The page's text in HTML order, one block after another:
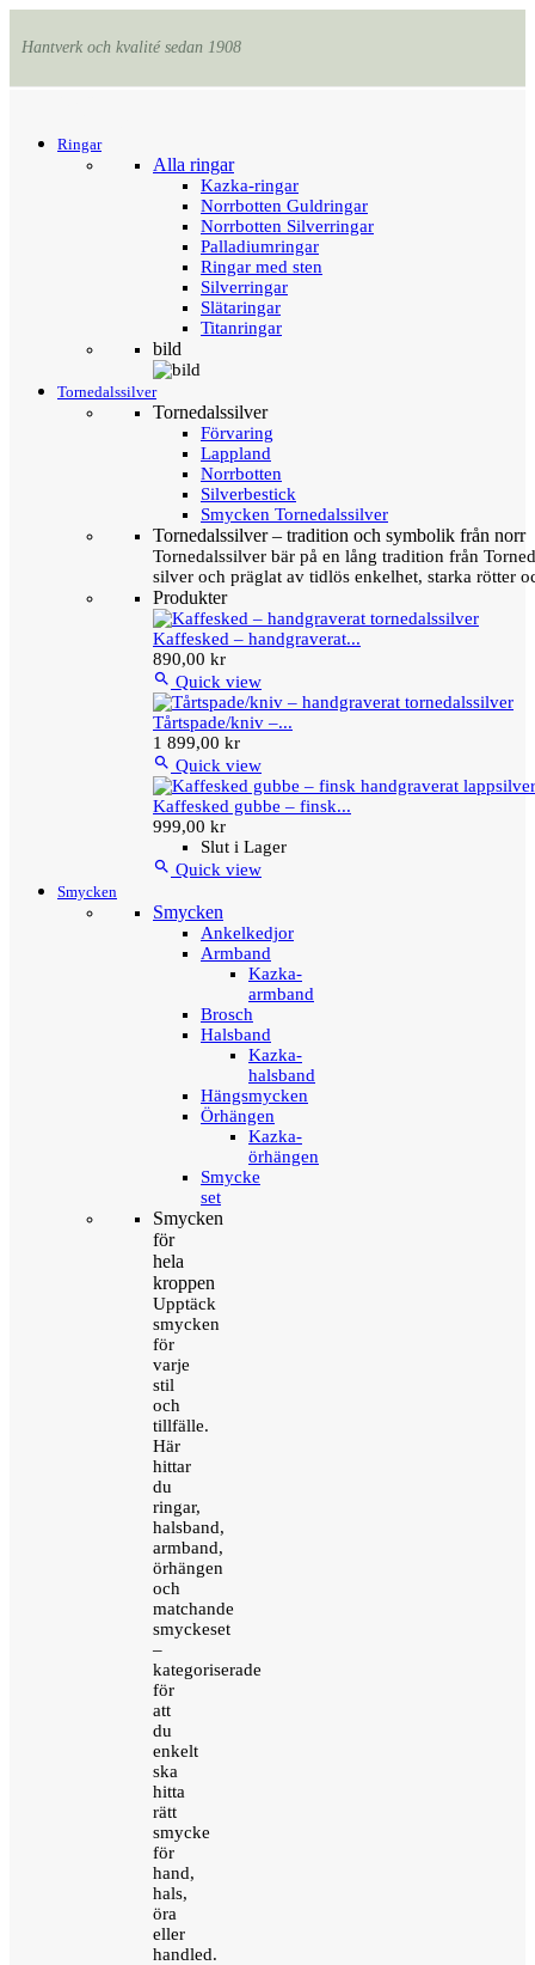
Hantverk och kvalité sedan 1908
Ringar
Alla ringar
Kazka-ringar
Norrbotten Guldringar
Norrbotten Silverringar
Palladiumringar
Ringar med sten
Silverringar
Slätaringar
Titanringar
bild
Tornedalssilver
Tornedalssilver
Förvaring
Lappland
Norrbotten
Silverbestick
Smycken Tornedalssilver
Tornedalssilver – tradition och symbolik från norr
Tornedalssilver bär på en lång tradition från
silver och präglat av tidlös enkelhet, starka rötter
Produkter
Kaffesked – handgraverat...
890,00 kr
 Quick view
Tårtspade/kniv –...
1 899,00 kr
 Quick view
Kaffesked gubbe – finsk...
999,00 kr
Slut i Lager
 Quick view
Smycken
Smycken
Ankelkedjor
Armband
Kazka-
armband
Brosch
Halsband
Kazka-
halsband
Hängsmycken
Örhängen
Kazka-
örhängen
Smycke
set
Smycken
för
hela
kroppen
Upptäck
smycken
för
varje
stil
och
tillfälle.
Här
hittar
du
ringar,
halsband,
armband,
örhängen
och
matchande
smyckeset
–
kategoriserade
för
att
du
enkelt
ska
hitta
rätt
smycke
för
hand,
hals,
öra
eller
handled.